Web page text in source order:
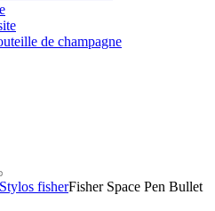
de champagne
Stylos fisherFisher Space Pen Bullet